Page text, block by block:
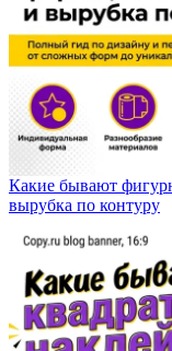
Какие бывают
вырубка по контуру